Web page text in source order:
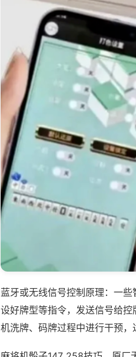
蓝牙或无线信号控制原理：一
设好牌型等指令，发送信号给
机洗牌、码牌过程中进行干预，